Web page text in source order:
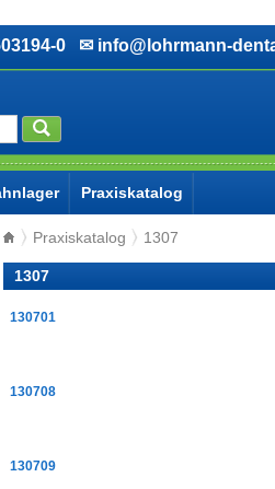
0 ✉ info@lohrmann-
Praxiskatalog
Praxiskatalog 1307
1307
130701
130708
130709